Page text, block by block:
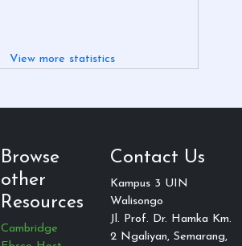
View more statistics
Browse
other
Resources
Cambridge
Contact Us
Kampus 3 UIN
Walisongo
Jl. Prof. Dr. Hamka Km.
2 Ngaliyan, Semarang,